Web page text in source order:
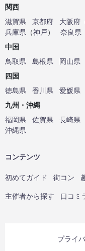
関西
滋賀県
京都府 大阪府
兵庫県 （神戸） 奈良県
中国
鳥取県
島根県 岡山県
四国
徳島県
香川県 愛媛県
九州・沖縄
福岡県
佐賀県 長崎県
沖縄県
コンテンツ
初めてガイド 街コン
主催者から探す 口コミ
プライ